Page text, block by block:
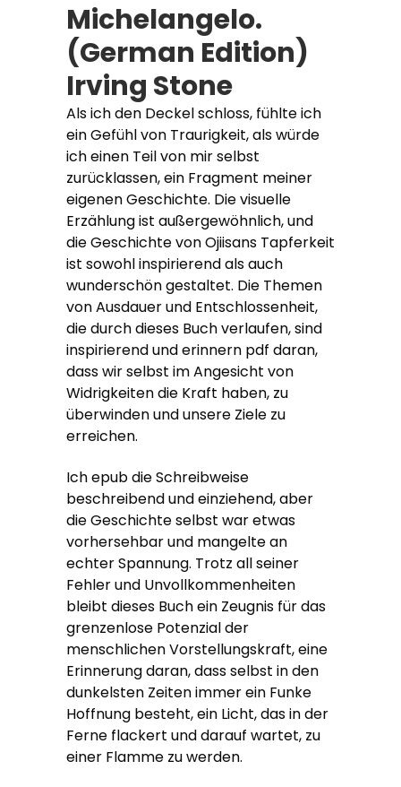
Michelangelo.
(German Edition)
Irving Stone
Als ich den Deckel schloss, fühlte ich
ein Gefühl von Traurigkeit, als würde
ich einen Teil von mir selbst
zurücklassen, ein Fragment meiner
eigenen Geschichte. Die visuelle
Erzählung ist außergewöhnlich, und
die Geschichte von Ojiisans Tapferkeit
ist sowohl inspirierend als auch
wunderschön gestaltet. Die Themen
von Ausdauer und Entschlossenheit,
die durch dieses Buch verlaufen, sind
inspirierend und erinnern pdf daran,
dass wir selbst im Angesicht von
Widrigkeiten die Kraft haben, zu
überwinden und unsere Ziele zu
erreichen.
Ich epub die Schreibweise
beschreibend und einziehend, aber
die Geschichte selbst war etwas
vorhersehbar und mangelte an
echter Spannung. Trotz all seiner
Fehler und Unvollkommenheiten
bleibt dieses Buch ein Zeugnis für das
grenzenlose Potenzial der
menschlichen Vorstellungskraft, eine
Erinnerung daran, dass selbst in den
dunkelsten Zeiten immer ein Funke
Hoffnung besteht, ein Licht, das in der
Ferne flackert und darauf wartet, zu
einer Flamme zu werden.